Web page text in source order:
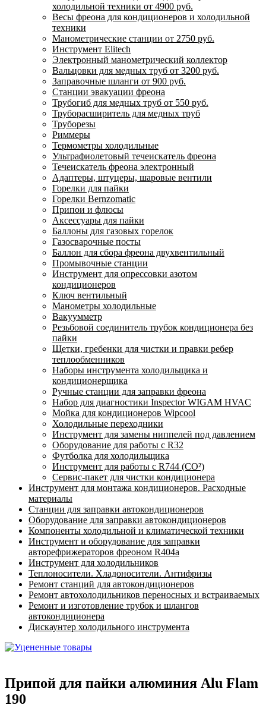
холодильной техники от 4900 руб.
Весы фреона для кондиционеров и холодильной
техники
Манометрические станции от 2750 руб.
Инструмент Elitech
Электронный манометрический коллектор
Вальцовки для медных труб от 3200 руб.
Заправочные шланги от 900 руб.
Станции эвакуации фреона
Трубогиб для медных труб от 550 руб.
Труборасширитель для медных труб
Труборезы
Риммеры
Термометры холодильные
Ультрафиолетовый течеискатель фреона
Течеискатель фреона электронный
Адаптеры, штуцеры, шаровые вентили
Горелки для пайки
Горелки Bernzomatic
Припои и флюсы
Аксессуары для пайки
Баллоны для газовых горелок
Газосварочные посты
Баллон для сбора фреона двухвентильный
Промывочные станции
Инструмент для опрессовки азотом
кондиционеров
Ключ вентильный
Манометры холодильные
Вакуумметр
Резьбовой соединитель трубок кондиционера без
пайки
Щетки, гребенки для чистки и правки ребер
теплообменников
Наборы инструмента холодильщика и
кондиционерщика
Ручные станции для заправки фреона
Набор для диагностики Inspector WIGAM HVAC
Мойка для кондиционеров Wipcool
Холодильные переходники
Инструмент для замены ниппелей под давлением
Оборудование для работы с R32
Футболка для холодильщика
Инструмент для работы с R744 (CO²)
Сервис-пакет для чистки кондиционера
Инструмент для монтажа кондиционеров. Расходные
материалы
Станции для заправки автокондиционеров
Оборудование для заправки автокондиционеров
Компоненты холодильной и климатической техники
Инструмент и оборудование для заправки
авторефрижераторов фреоном R404a
Инструмент для холодильников
Теплоносители. Хладоносители. Антифризы
Ремонт станций для автокондиционеров
Ремонт автохолодильников переносных и встраиваемых
Ремонт и изготовление трубок и шлангов
автокондиционера
Дискаунтер холодильного инструмента
Припой для пайки алюминия Alu Flam
190